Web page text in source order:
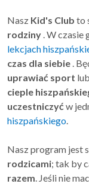
Nasz Kid's Club to
rodziny . W czasie
lekcjach
czas dla siebie .
uprawiać sport
cieple
uczestniczyćw
hiszpańskiego.
Nasz program jest
rodzicami; tak by
razem. Jeśli nie